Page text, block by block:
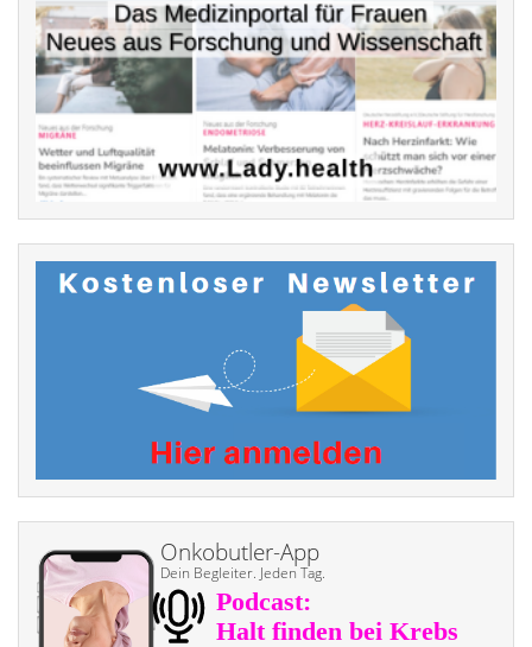
Onkobutler-App
Dein Begleiter. Jeden Tag.